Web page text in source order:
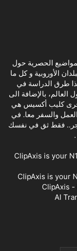
الحصرية حول
الأوروبية و كل ما
طرق الدراسة في
بالإضافة الى
أخرى كليب أكسيس هي
والسفر معا. في
فقط ثق في نفسك
ClipAxis is your
ClipAxis is your
ClipAxis
AI